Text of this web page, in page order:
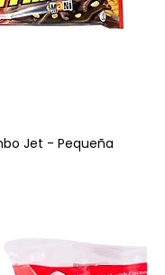
Jet - Pequeña